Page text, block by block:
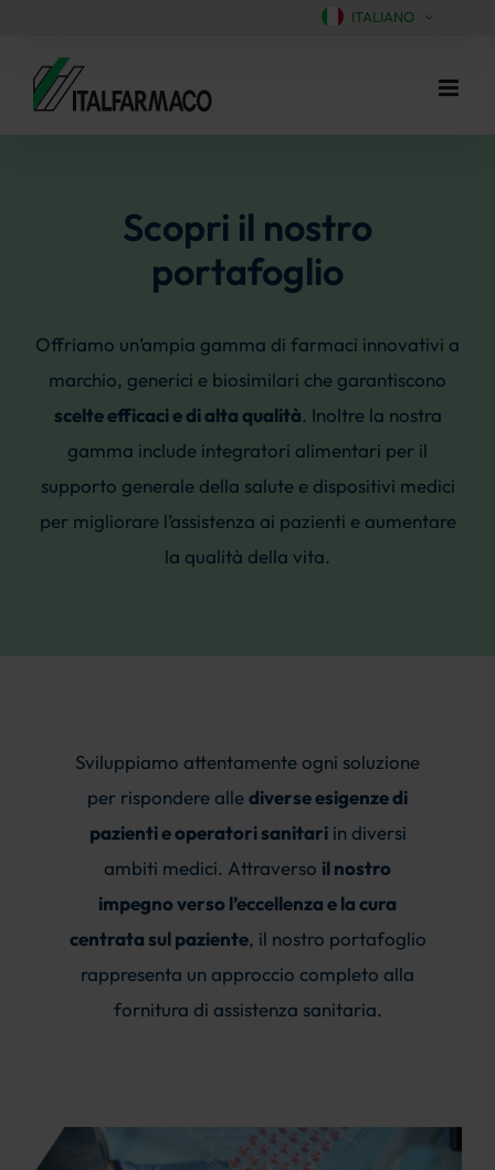
ITALIANO
Scopri il nostro
portafoglio
Offriamo un’ampia gamma di farmaci innovativi a
marchio, generici e biosimilari che garantiscono
scelte efficaci e di alta qualità. Inoltre la nostra
gamma include integratori alimentari per il
supporto generale della salute e dispositivi medici
per migliorare l’assistenza ai pazienti e aumentare
la qualità della vita.
Sviluppiamo attentamente ogni soluzione
per rispondere allediverse esigenze di
pazienti e operatori sanitariin diversi
ambiti medici. Attraverso il nostro
impegno verso l’eccellenza e la cura
centrata sul paziente, il nostro portafoglio
rappresenta un approccio completo alla
fornitura di assistenza sanitaria.